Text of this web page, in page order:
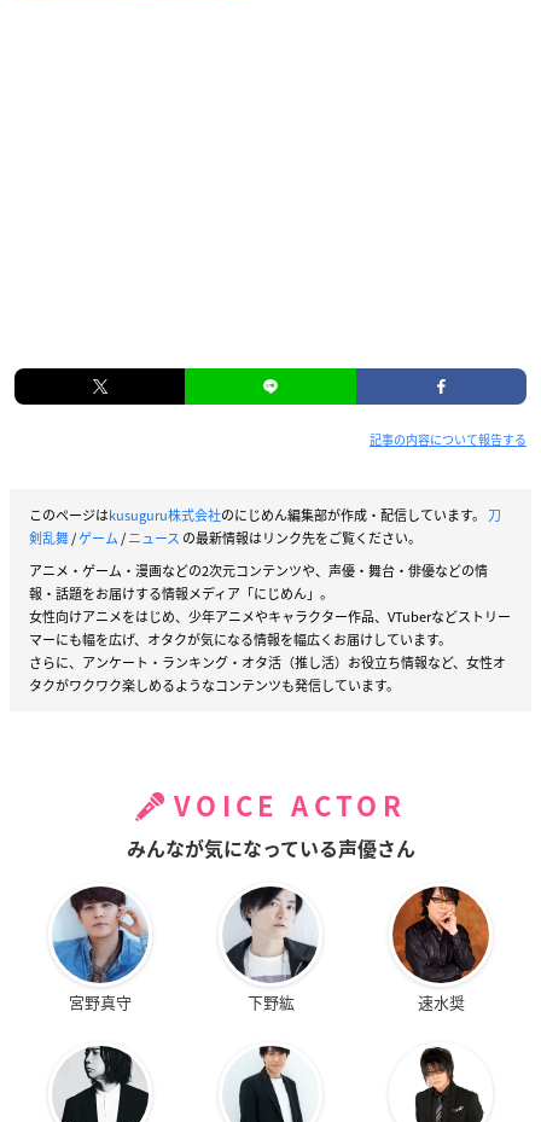
記事の内容について報告する
このページはkusuguru株式会社のにじめん編集部が作成・配信しています。 刀
剣乱舞/ゲーム/ニュース の最新情報はリンク先をご覧ください。
アニメ・ゲーム・漫画などの2次元コンテンツや、声優・舞台・俳優などの情
報・話題をお届けする情報メディア「にじめん」。
女性向けアニメをはじめ、少年アニメやキャラクター作品、VTuberなどストリー
マーにも幅を広げ、オタクが気になる情報を幅広くお届けしています。
さらに、アンケート・ランキング・オタ活（推し活）お役立ち情報など、女性オ
タクがワクワク楽しめるようなコンテンツも発信しています。
VOICE ACTOR
みんなが気になっている声優さん
宮野真守 下野紘 速水奨